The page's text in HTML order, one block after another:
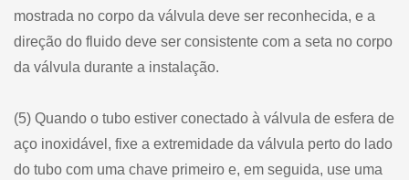
mostrada no corpo da válvula deve ser reconhecida, e a
direção do fluido deve ser consistente com a seta no corpo
da válvula durante a instalação.
(5) Quando o tubo estiver conectado à válvula de esfera de
aço inoxidável, fixe a extremidade da válvula perto do lado
do tubo com uma chave primeiro e, em seguida, use uma